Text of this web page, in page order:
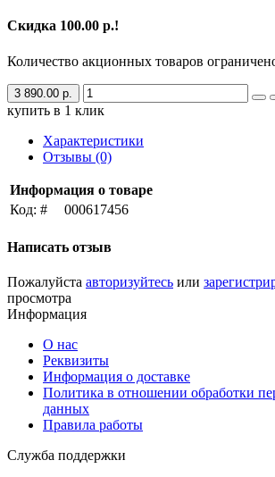
Скидка 100.00 р.!
Количество акционных товаров
3 890.00 р.
купить в 1 клик
Характеристики
Отзывы (0)
Информация о товаре
Код: #
000617456
Написать отзыв
Пожалуйста авторизуйтесь или
просмотра
Информация
О нас
Реквизиты
Информация о доставке
Политика в отношении обработки
данных
Правила работы
Служба поддержки